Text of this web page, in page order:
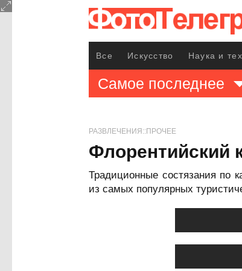
Все Искусство Наука и
Самое последнее
РАЗВЛЕЧЕНИЯ::ПРОЧЕЕ
Флорентийский
Традиционные состязания по
из самых популярных